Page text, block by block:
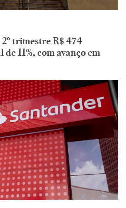
trimestre R$ 474
11%, com avanço em